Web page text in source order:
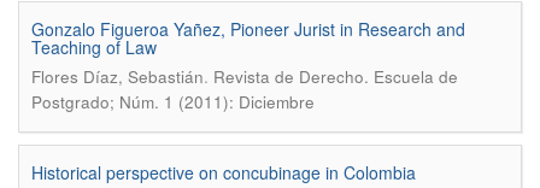
Gonzalo Figueroa Yañez, Pioneer Jurist in Research and
Teaching of Law
Flores Díaz, Sebastián. Revista de Derecho. Escuela de
Postgrado; Núm. 1 (2011): Diciembre
Historical perspective on concubinage in Colombia